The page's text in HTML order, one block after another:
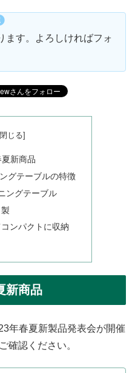
ます。よろしければフォ
新商品
グテーブルの特徴
ングテーブル
ンパクトに収納
新商品
年春夏新製品発表会が開催
確認ください。